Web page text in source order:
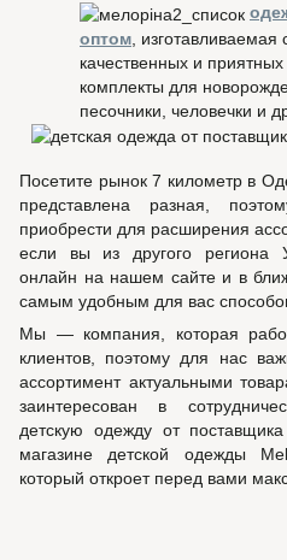
оптом ,
качественных и
комплекты для
песочники, человечки и
Посетите рынок 7 километр в
представлена разная,
приобрести для расширения
если вы из другого региона
онлайн на нашем сайте и в
самым удобным для вас
Мы — компания, которая
клиентов, поэтому для нас
ассортимент актуальными
заинтересован в
детскую одежду от
магазине детской одежды
который откроет перед вами